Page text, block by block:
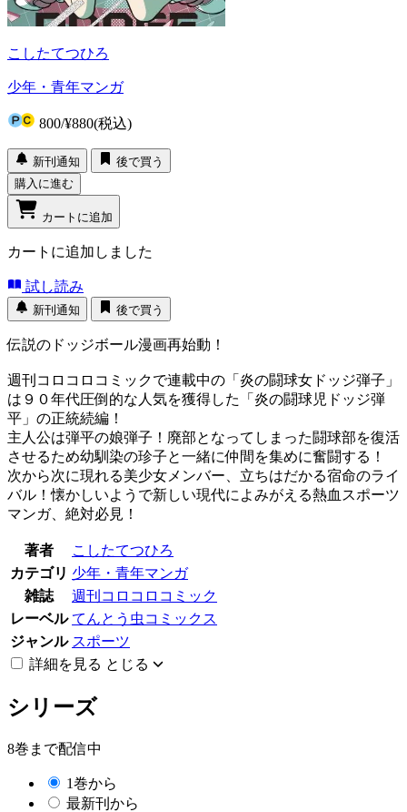
こしたてつひろ
少年・青年マンガ
800/¥880(税込)
新刊通知
後で買う
購入に進む
カートに追加
カートに追加しました
試し読み
新刊通知 後で買う
伝説のドッジボール漫画再始動！
週刊コロコロコミックで連載中の「炎の闘球女ドッジ弾子」
は９０年代圧倒的な人気を獲得した「炎の闘球児ドッジ弾
平」の正統続編！
主人公は弾平の娘弾子！廃部となってしまった闘球部を復活
させるため幼馴染の珍子と一緒に仲間を集めに奮闘する！
次から次に現れる美少女メンバー、立ちはだかる宿命のライ
バル！懐かしいようで新しい現代によみがえる熱血スポーツ
マンガ、絶対必見！
著者
こしたてつひろ
カテゴリ 少年・青年マンガ
雑誌
週刊コロコロコミック
レーベル てんとう虫コミックス
ジャンル スポーツ
詳細を見る とじる
シリーズ
8巻まで配信中
1巻から
最新刊から